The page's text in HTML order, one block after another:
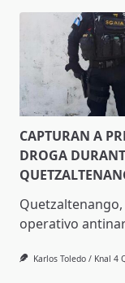
CAPTURAN A
DROGA
operativo
Karlos Toledo / Knal 4